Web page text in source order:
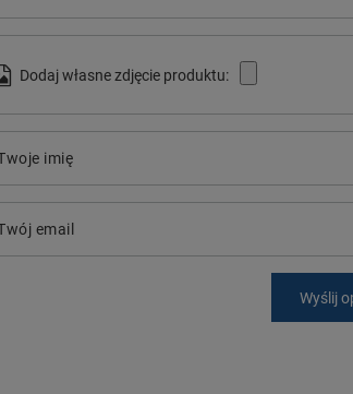
Dodaj własne zdjęcie produktu:
imię
email
Wyślij